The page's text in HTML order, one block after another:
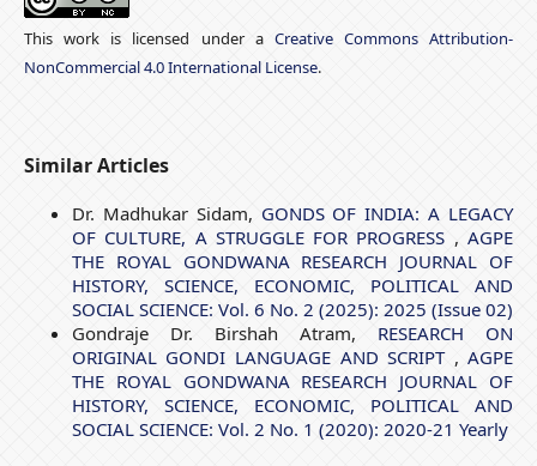
This work is licensed under a Creative Commons Attribution-
NonCommercial 4.0 International License.
Similar Articles
Dr. Madhukar Sidam, GONDS OF INDIA: A LEGACY
OF CULTURE, A STRUGGLE FOR PROGRESS ,AGPE
THE ROYAL GONDWANA RESEARCH JOURNAL OF
HISTORY, SCIENCE, ECONOMIC, POLITICAL AND
SOCIAL SCIENCE: Vol. 6 No. 2 (2025): 2025 (Issue 02)
Gondraje Dr. Birshah Atram, RESEARCH ON
ORIGINAL GONDI LANGUAGE AND SCRIPT ,AGPE
THE ROYAL GONDWANA RESEARCH JOURNAL OF
HISTORY, SCIENCE, ECONOMIC, POLITICAL AND
SOCIAL SCIENCE: Vol. 2 No. 1 (2020): 2020-21 Yearly